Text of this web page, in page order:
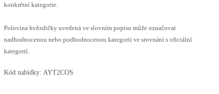
konkrétní kategorie.
Polovina hvězdičky uvedená ve slovním popisu může označovat
nadhodnocenou nebo podhodnocenou kategorii ve srovnání s oficiální
kategorií.
Kód nabídky: AYT2COS